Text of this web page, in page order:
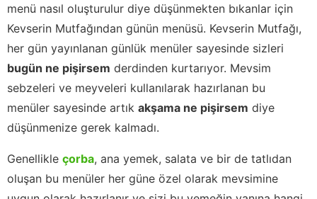
menü nasıl oluşturulur diye düşünmekten bıkanlar için
Kevserin Mutfağından günün menüsü. Kevserin Mutfağı,
her gün yayınlanan günlük menüler sayesinde sizleri
bugün ne pişirsem derdinden kurtarıyor. Mevsim
sebzeleri ve meyveleri kullanılarak hazırlanan bu
menüler sayesinde artık akşama ne pişirsem diye
düşünmenize gerek kalmadı.
Genellikle çorba, ana yemek, salata ve bir de tatlıdan
oluşan bu menüler her güne özel olarak mevsimine